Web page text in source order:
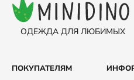
ОДЕЖДА ДЛЯ ЛЮБИМЫХ
ПОКУПАТЕЛЯМ